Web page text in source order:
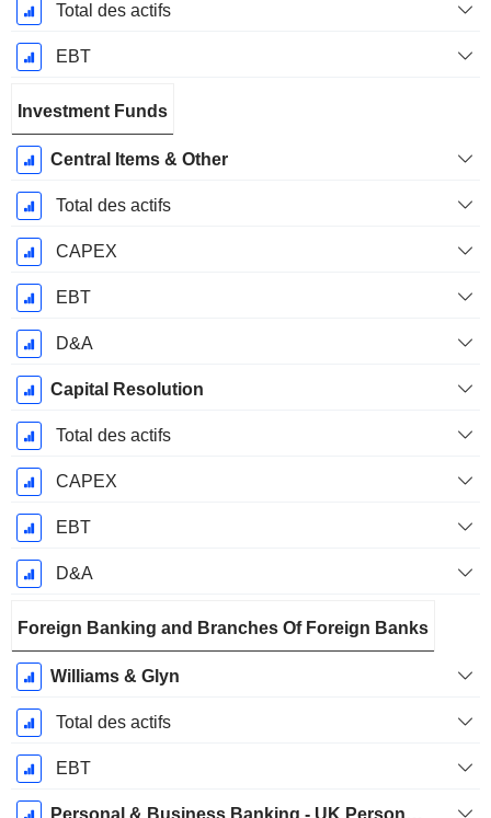
Total des actifs
EBT
Investment Funds
Central Items & Other
Total des actifs
CAPEX
EBT
D&A
Capital Resolution
Total des actifs
CAPEX
EBT
D&A
Foreign Banking and Branches Of Foreign Banks
Williams & Glyn
Total des actifs
EBT